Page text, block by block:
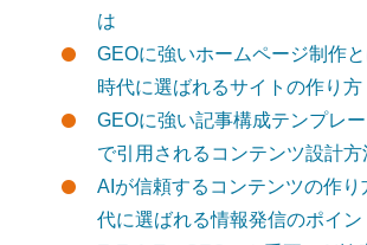
は
GEOに強いホームページ制作
時代に選ばれるサイトの作り方
GEOに強い記事構成テンプレ
で引用されるコンテンツ設計方
AIが信頼するコンテンツの作り
代に選ばれる情報発信のポイン